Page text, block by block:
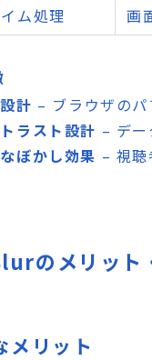
ム処理 画
計 – ブラウザの
ラスト設計 – デ
ぼかし効果 – 視
のメリット
メリット